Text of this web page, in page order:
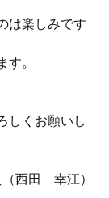
は楽しみです
。
しくお願いし
西田 幸江）